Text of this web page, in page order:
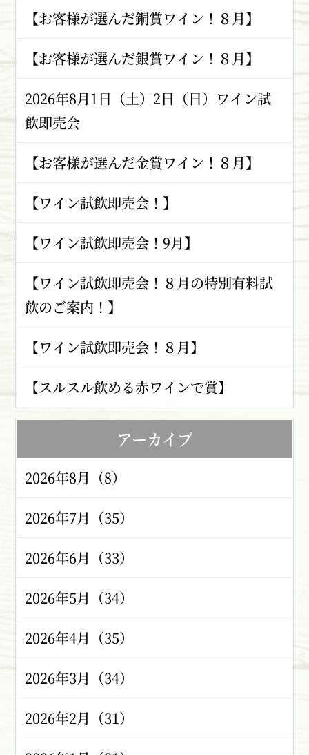
【お客様が選んだ銅賞ワイン！８月】
【お客様が選んだ銀賞ワイン！８月】
2026年8月1日（土）2日（日）ワイン試
飲即売会
【お客様が選んだ金賞ワイン！８月】
【ワイン試飲即売会！】
【ワイン試飲即売会！9月】
【ワイン試飲即売会！８月の特別有料試
飲のご案内！】
【ワイン試飲即売会！８月】
【スルスル飲める赤ワインで賞】
アーカイブ
2026年8月（8）
2026年7月（35）
2026年6月（33）
2026年5月（34）
2026年4月（35）
2026年3月（34）
2026年2月（31）